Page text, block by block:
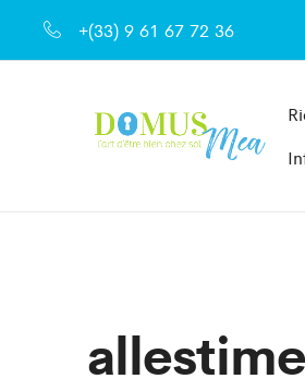
+(33) 9 61 67 72 36